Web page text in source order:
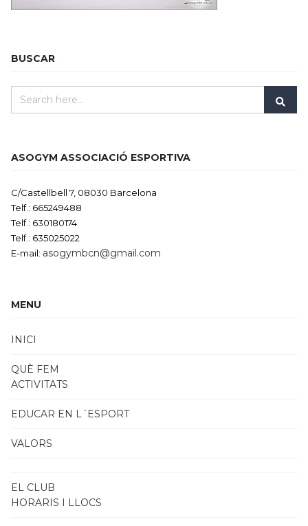
BUSCAR
ASOGYM ASSOCIACIÓ ESPORTIVA
C/Castellbell 7, 08030 Barcelona
Telf.: 665249488
Telf.: 630180174
Telf.: 635025022
E-mail: asogymbcn@gmail.com
MENU
INICI
QUÈ FEM
ACTIVITATS
EDUCAR EN L´ESPORT
VALORS
EL CLUB
HORARIS I LLOCS